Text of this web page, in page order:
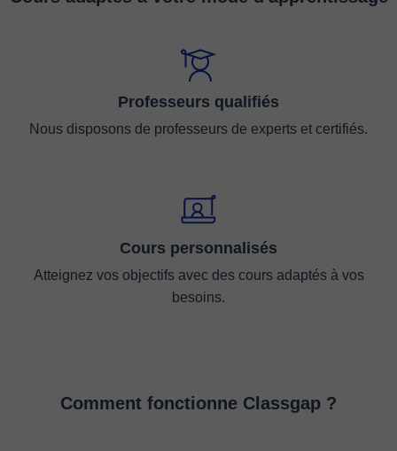
Professeurs qualifiés
Nous disposons de professeurs de experts et certifiés.
Cours personnalisés
Atteignez vos objectifs avec des cours adaptés à vos
besoins.
Comment fonctionne Classgap ?